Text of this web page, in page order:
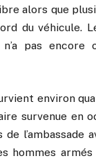
alors que
du véhicule.
n’a pas encore
environ
survenue en
de l’ambassade
hommes